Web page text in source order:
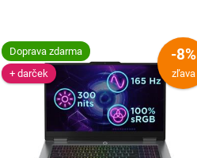
Doprava zdarma
+ darček
-8%
zľava